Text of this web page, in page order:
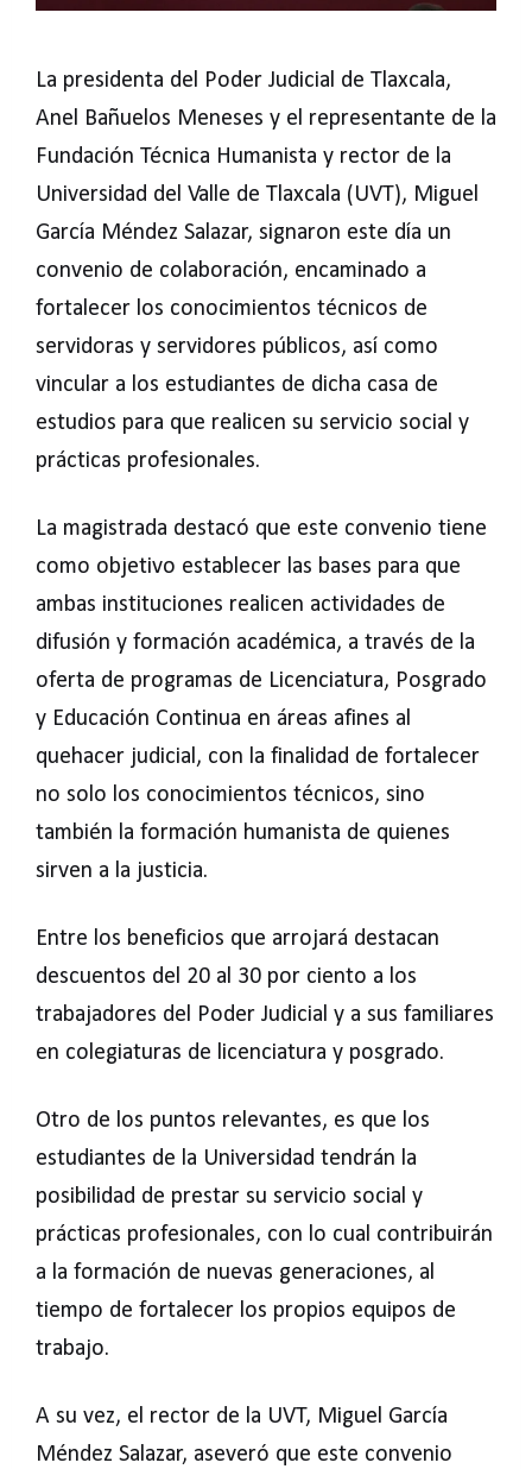
La presidenta del Poder Judicial de Tlaxcala,
Anel Bañuelos Meneses y el representante de la
Fundación Técnica Humanista y rector de la
Universidad del Valle de Tlaxcala (UVT), Miguel
García Méndez Salazar, signaron este día un
convenio de colaboración, encaminado a
fortalecer los conocimientos técnicos de
servidoras y servidores públicos, así como
vincular a los estudiantes de dicha casa de
estudios para que realicen su servicio social y
prácticas profesionales.
La magistrada destacó que este convenio tiene
como objetivo establecer las bases para que
ambas instituciones realicen actividades de
difusión y formación académica, a través de la
oferta de programas de Licenciatura, Posgrado
y Educación Continua en áreas afines al
quehacer judicial, con la finalidad de fortalecer
no solo los conocimientos técnicos, sino
también la formación humanista de quienes
sirven a la justicia.
Entre los beneficios que arrojará destacan
descuentos del 20 al 30 por ciento a los
trabajadores del Poder Judicial y a sus familiares
en colegiaturas de licenciatura y posgrado.
Otro de los puntos relevantes, es que los
estudiantes de la Universidad tendrán la
posibilidad de prestar su servicio social y
prácticas profesionales, con lo cual contribuirán
a la formación de nuevas generaciones, al
tiempo de fortalecer los propios equipos de
trabajo.
A su vez, el rector de la UVT, Miguel García
Méndez Salazar, aseveró que este convenio